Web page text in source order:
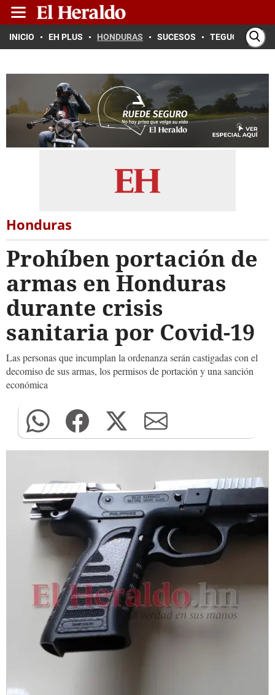
INICIO EH PLUS HONDURAS SUCESOS TEGUCIGALPA
Honduras
Prohíben portación de
armas en Honduras
durante crisis
sanitaria por Covid-19
Las personas que incumplan la ordenanza serán castigadas con el
decomiso de sus armas, los permisos de portación y una sanción
económica